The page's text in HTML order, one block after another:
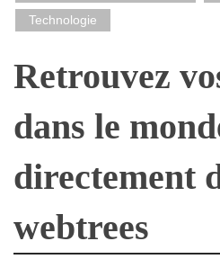
Technologie
Retrouvez
dans le
directement
webtrees